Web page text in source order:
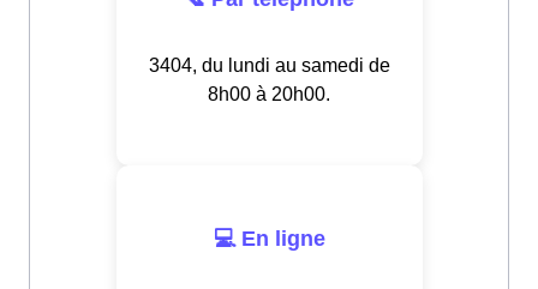
3404, du lundi au samedi de
8h00 à 20h00.
💻 En ligne